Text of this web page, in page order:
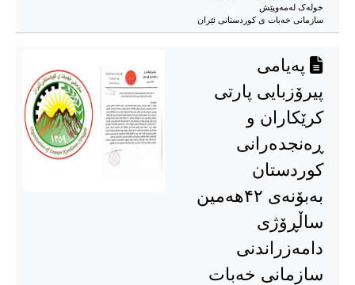
خوله‌ک له‌مه‌وپێش‌
سازمانی خەبات ی كوردستانی ئێران
پەیامی
پیرۆزبایی پارتی
کرێکاران و
ڕەنجدەرانی
کوردستان
بەبۆنەی ۴۲هەمین
ساڵڕۆژی
دامەزراندنی
سازمانی خەبات